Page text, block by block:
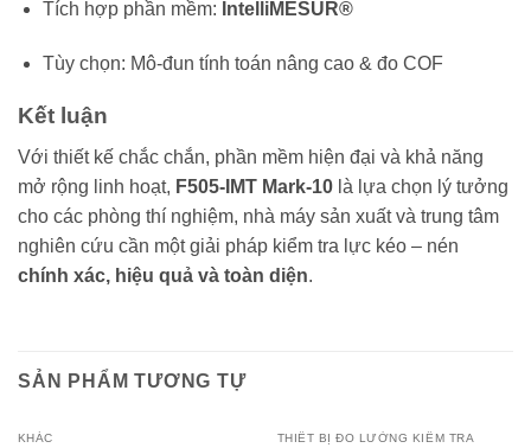
Tích hợp phần mềm: IntelliMESUR®
Tùy chọn: Mô-đun tính toán nâng cao & đo COF
Kết luận
Với thiết kế chắc chắn, phần mềm hiện đại và khả năng
mở rộng linh hoạt, F505-IMT Mark-10 là lựa chọn lý tưởng
cho các phòng thí nghiệm, nhà máy sản xuất và trung tâm
nghiên cứu cần một giải pháp kiểm tra lực kéo – nén
chính xác, hiệu quả và toàn diện.
SẢN PHẨM TƯƠNG TỰ
KHÁC THIẾT BỊ ĐO LƯỜNG KIỂM TRA